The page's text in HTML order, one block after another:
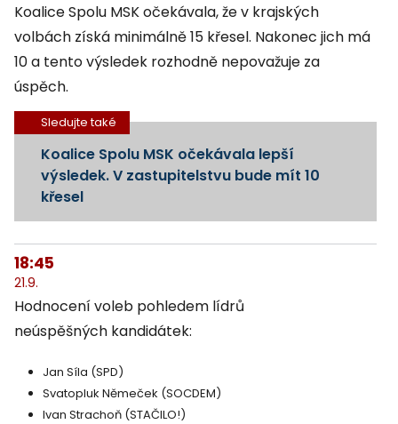
Koalice Spolu MSK očekávala, že v krajských
volbách získá minimálně 15 křesel. Nakonec jich má
10 a tento výsledek rozhodně nepovažuje za
úspěch.
Sledujte také
Koalice Spolu MSK očekávala lepší
výsledek. V zastupitelstvu bude mít 10
křesel
18:45
21.9.
Hodnocení voleb pohledem lídrů
neúspěšných kandidátek:
Jan Síla (SPD)
Svatopluk Němeček (SOCDEM)
Ivan Strachoň (STAČILO!)